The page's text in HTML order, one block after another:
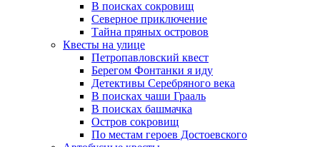
В поисках сокровищ
Северное приключение
Тайна пряных островов
Квесты на улице
Петропавловский квест
Берегом Фонтанки я иду
Детективы Серебряного века
В поисках чаши Грааль
В поисках башмачка
Остров сокровищ
По местам героев Достоевского